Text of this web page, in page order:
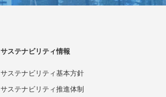
サステナビリティ情報
サステナビリティ基本方針
サステナビリティ推進体制